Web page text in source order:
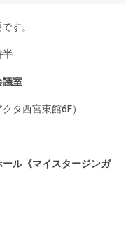
す。
半
室
タ西宮東館6F）
ール《マイスタージンガ